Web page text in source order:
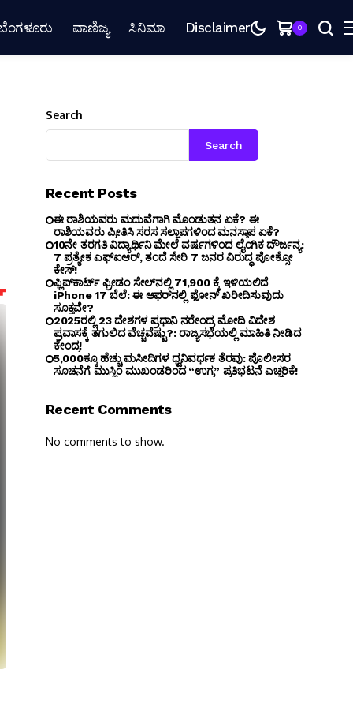
ವಾಣಿಜ್ಯ ಸಿನಿಮಾ Disclaimer 0
Search
Search
Recent Posts
ಈ ರಾಶಿಯವರು ಮದುವೆಗಾಗಿ ಮೊಂಡುತನ ಏಕೆ? ಈ
ರಾಶಿಯವರು ಪ್ರೀತಿಸಿ ಸರಸ ಸಲ್ಲಾಪಗಳಿಂದ ಮನಸ್ತಾಪ ಏಕೆ?
10ನೇ ತರಗತಿ ವಿದ್ಯಾರ್ಥಿನಿ ಮೇಲೆ ವರ್ಷಗಳಿಂದ ಲೈಂಗಿಕ ದೌರ್ಜನ್ಯ:
7 ಪ್ರತ್ಯೇಕ ಎಫ್ಐಆರ್, ತಂದೆ ಸೇರಿ 7 ಜನರ ವಿರುದ್ಧ ಪೋಕ್ಸೋ
ಕೇಸ್!
ಫ್ಲಿಪ್‌ಕಾರ್ಟ್ ಫ್ರೀಡಂ ಸೇಲ್‌ನಲ್ಲಿ ₹71,900 ಕ್ಕೆ ಇಳಿಯಲಿದೆ
iPhone 17 ಬೆಲೆ: ಈ ಆಫರ್‌ನಲ್ಲಿ ಫೋನ್ ಖರೀದಿಸುವುದು
ಸೂಕ್ತವೇ?
2025ರಲ್ಲಿ 23 ದೇಶಗಳ ಪ್ರಧಾನಿ ನರೇಂದ್ರ ಮೋದಿ ವಿದೇಶ
ಪ್ರವಾಸಕ್ಕೆ ತಗುಲಿದ ವೆಚ್ಚವೆಷ್ಟು?: ರಾಜ್ಯಸಭೆಯಲ್ಲಿ ಮಾಹಿತಿ ನೀಡಿದ
ಕೇಂದ್ರ!
5,000ಕ್ಕೂ ಹೆಚ್ಚು ಮಸೀದಿಗಳ ಧ್ವನಿವರ್ಧಕ ತೆರವು: ಪೊಲೀಸರ
ಸೂಚನೆಗೆ ಮುಸ್ಲಿಂ ಮುಖಂಡರಿಂದ “ಉಗ್ರ” ಪ್ರತಿಭಟನೆ ಎಚ್ಚರಿಕೆ!
Recent Comments
No comments to show.